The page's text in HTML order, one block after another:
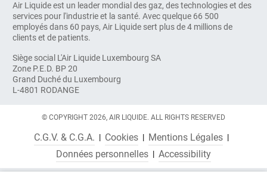
Air Liquide est un leader mondial des gaz, des technologies et des
services pour l'industrie et la santé. Avec quelque 66 500
employés dans 60 pays, Air Liquide sert plus de 4 millions de
clients et de patients.
Siège social L'Air Liquide Luxembourg SA
Zone P.E.D. BP 20
Grand Duché du Luxembourg
L-4801 RODANGE
© COPYRIGHT 2026, AIR LIQUIDE. ALL RIGHTS RESERVED
C.G.V. & C.G.A. Cookies
Mentions Légales
Données personnelles
Accessibility